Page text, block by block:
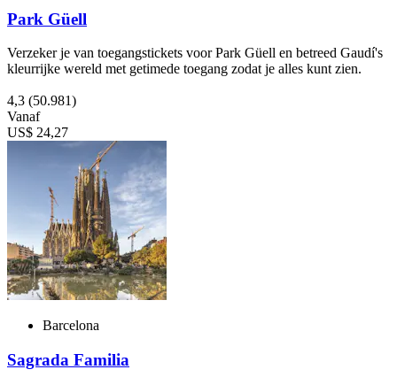
Park Güell
Verzeker je van toegangstickets voor Park Güell en betreed Gaudí's
kleurrijke wereld met getimede toegang zodat je alles kunt zien.
4,3 (50.981)
Vanaf
US$ 24,27
Barcelona
Sagrada Familia